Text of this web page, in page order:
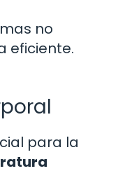
no
eficiente.
para la